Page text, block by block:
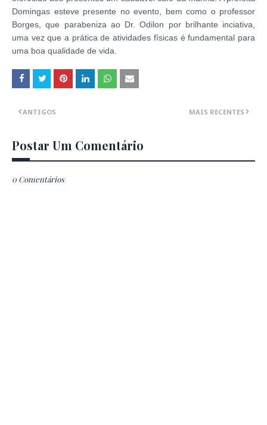
Domingas esteve presente no evento, bem como o professor
Borges, que parabeniza ao Dr. Odilon por brilhante inciativa,
uma vez que a prática de atividades físicas é fundamental para
uma boa qualidade de vida.
MAIS RECENTES
ANTIGOS
Postar Um Comentário
0 Comentários